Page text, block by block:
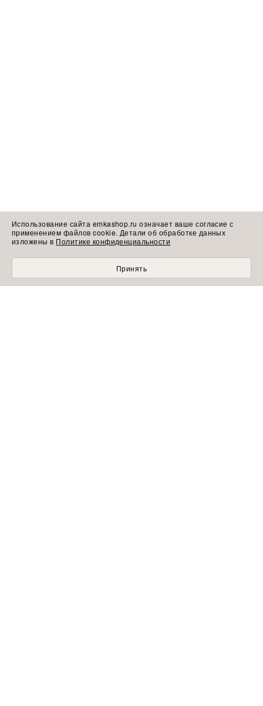
Использование сайта emkashop.ru означает ваше согласие с
применением файлов cookie. Детали об обработке данных
изложены в Политике конфиденциальности
Принять